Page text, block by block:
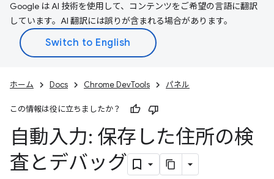
Google は AI 技術を使用して、コンテンツをご希望の言語に翻訳
しています。AI 翻訳には誤りが含まれる場合があります。
ホーム Docs Chrome DevTools パネル
この情報は役に立ちましたか？
自動入力: 保存した住所の検
査とデバッグ